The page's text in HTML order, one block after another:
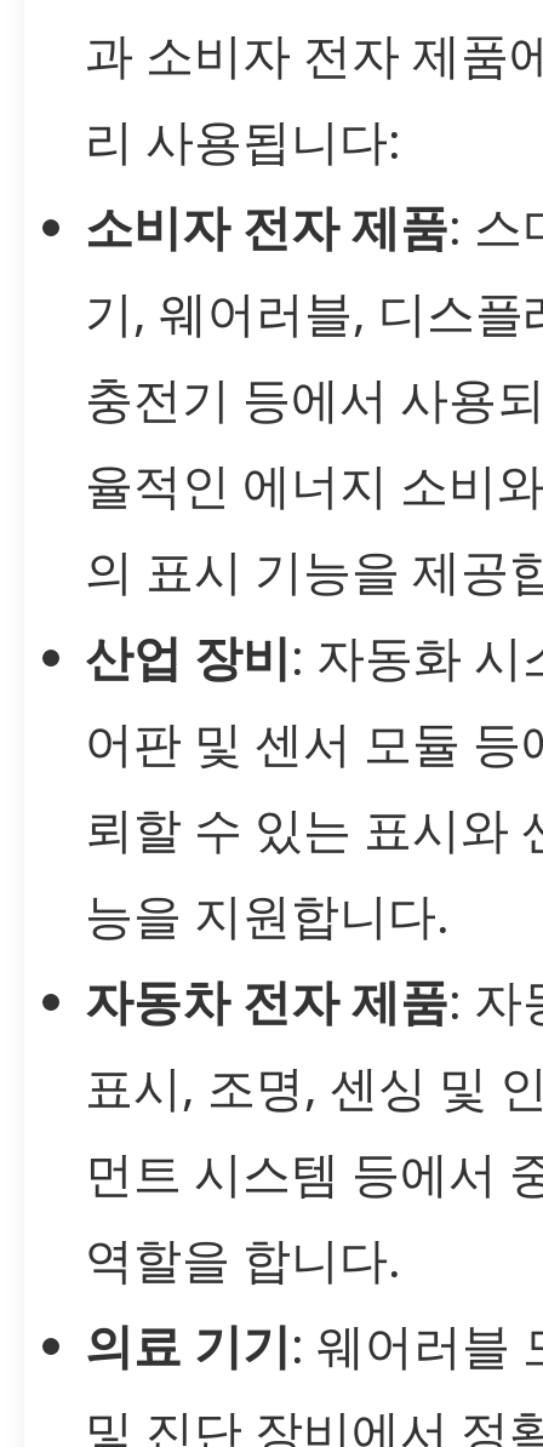
과 소비자 전자 제품
리 사용됩니다:
소비자 전자 제품: 스
기, 웨어러블, 디스플
충전기 등에서 사용
율적인 에너지 소비
의 표시 기능을 제공
산업 장비: 자동화 시
어판 및 센서 모듈 등
뢰할 수 있는 표시와
능을 지원합니다.
자동차 전자 제품: 자
표시, 조명, 센싱 및
먼트 시스템 등에서
역할을 합니다.
의료 기기: 웨어러블
및 진단 장비에서 정